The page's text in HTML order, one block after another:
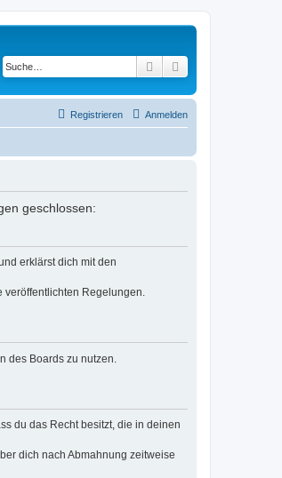
Suche
Anmelden
Registrieren
geschlossen:
erklärst dich mit den
veröffentlichten Regelungen.
des Boards zu nutzen.
du das Recht besitzt, die in deinen
dich nach Abmahnung zeitweise